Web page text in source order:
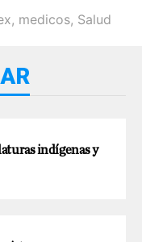
, medicos, Salud
indígenas y